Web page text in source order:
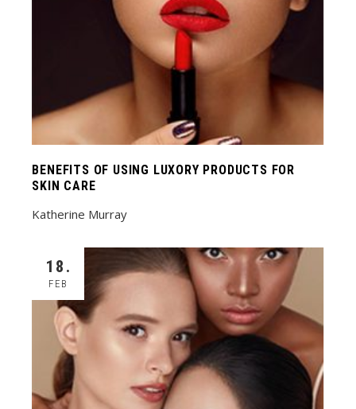
BENEFITS OF USING LUXORY PRODUCTS FOR
SKIN CARE
Katherine Murray
18.
FEB